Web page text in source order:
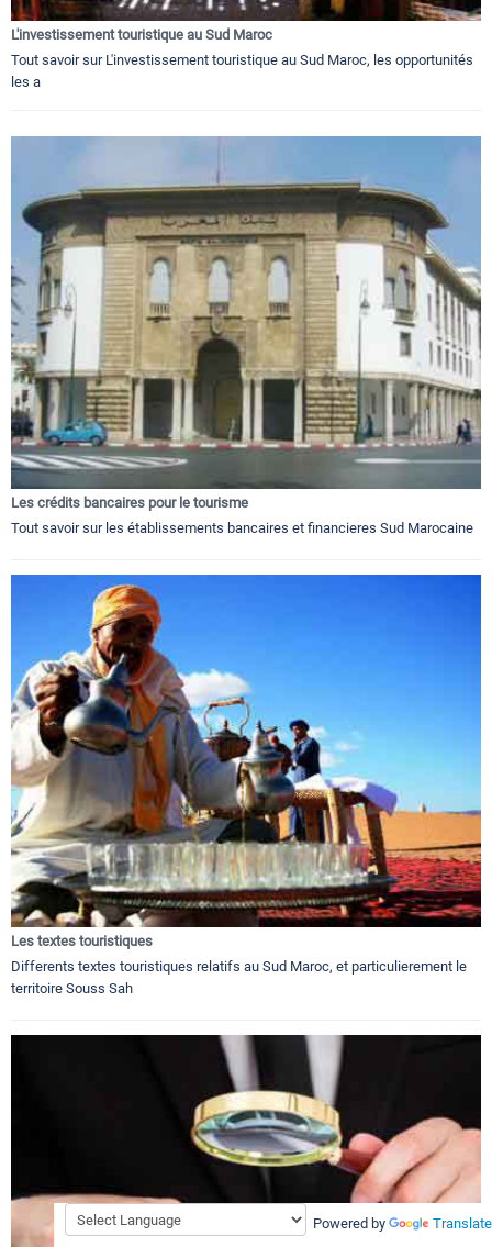
L'investissement touristique au Sud Maroc
Tout savoir sur L'investissement touristique au Sud Maroc, les opportunités
les a
Les crédits bancaires pour le tourisme
Tout savoir sur les établissements bancaires et financieres Sud Marocaine
Les textes touristiques
Differents textes touristiques relatifs au Sud Maroc, et particulierement le
territoire Souss Sah
Powered by Translate